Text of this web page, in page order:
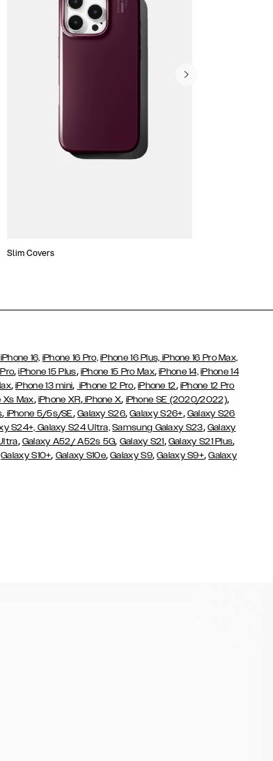
Slim Covers
iPhone 16, iPhone 16 Pro, iPhone 16 Plus, iPhone 16 Pro Max,
,iPhone 15 Plus, iPhone 15 Pro Max,iPhone 14, iPhone 14
,iPhone 13 mini, iPhone 12 Pro, iPhone 12, iPhone 12 Pro
Xs Max, iPhone XR,iPhone X, iPhone SE (2020/2022),
, iPhone 5/5s/SE, Galaxy S26,Galaxy S26+, Galaxy S26
S24+, Galaxy S24 Ultra, Samsung Galaxy S23, Galaxy
, Galaxy A52/ A52s 5G, Galaxy S21, Galaxy S21 Plus,
Galaxy S10+, Galaxy S10e,Galaxy S9,Galaxy S9+,Galaxy